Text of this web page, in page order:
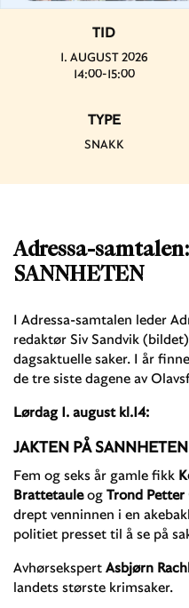
Adressa-
SANNHETEN
I Adressa-samtalen leder
redaktør Siv Sandvik
dagsaktuelle saker. I år
de tre siste dagene av
Lørdag 1. august kl.14:
JAKTEN PÅ SANNHETEN
Fem og seks år gamle fikk
Brattetauleog Trond
drept venninnen i en
politiet presset til å se på
Avhørsekspert Asbjørn
landets største krimsaker.
TID
1. AUGUST 2026
14:00-15:00
TYPE
SNAKK